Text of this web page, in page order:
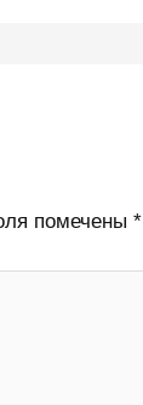
помечены*